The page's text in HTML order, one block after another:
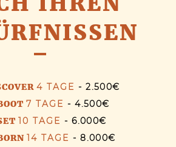
4 TAGE- 2.500€
7 TAGE- 4.500€
10 TAGE- 6.000€
14 TAGE- 8.000€